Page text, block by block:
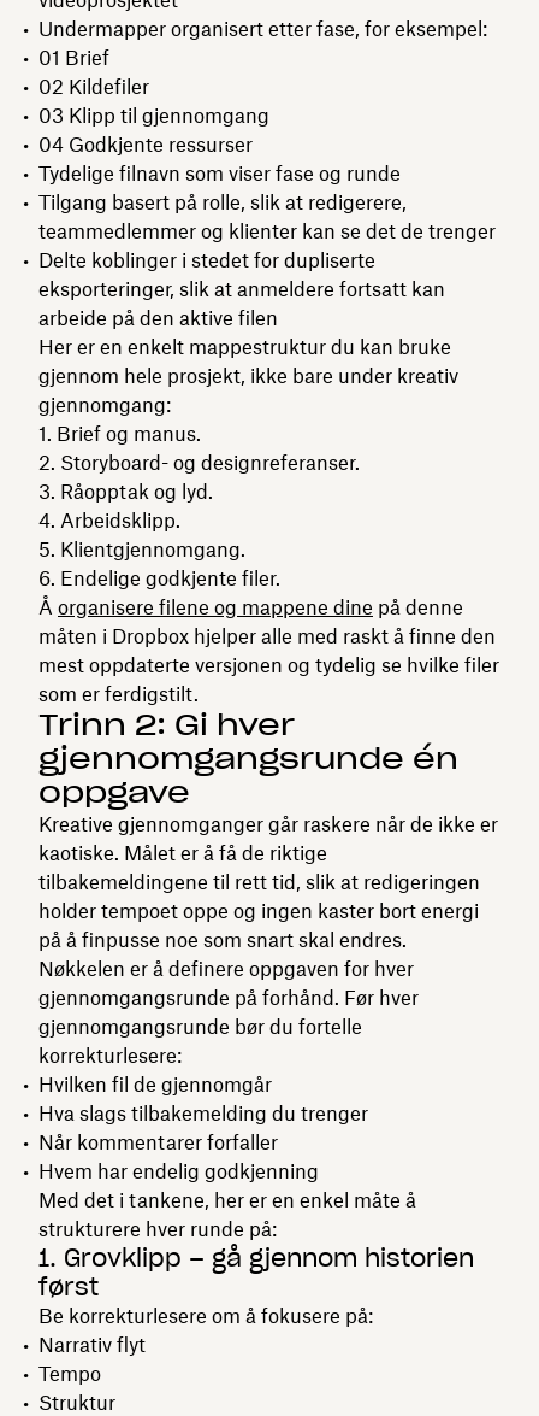
Undermapper organisert etter fase, for eksempel:
01 Brief
02 Kildefiler
03 Klipp til gjennomgang
04 Godkjente ressurser
Tydelige filnavn som viser fase og runde
Tilgang basert på rolle, slik at redigerere,
teammedlemmer og klienter kan se det de trenger
Delte koblinger i stedet for dupliserte
eksporteringer, slik at anmeldere fortsatt kan
arbeide på den aktive filen
Her er en enkelt mappestruktur du kan bruke
gjennom hele prosjekt, ikke bare under kreativ
gjennomgang:
Brief og manus.
Storyboard- og designreferanser.
Råopptak og lyd.
Arbeidsklipp.
Klientgjennomgang.
Endelige godkjente filer.
Å organisere filene og mappene dine på denne
måten i Dropbox hjelper alle med raskt å finne den
mest oppdaterte versjonen og tydelig se hvilke filer
som er ferdigstilt.
Trinn 2: Gi hver
gjennomgangsrunde én
oppgave
Kreative gjennomganger går raskere når de ikke er
kaotiske. Målet er å få de riktige
tilbakemeldingene til rett tid, slik at redigeringen
holder tempoet oppe og ingen kaster bort energi
på å finpusse noe som snart skal endres.
Nøkkelen er å definere oppgaven for hver
gjennomgangsrunde på forhånd. Før hver
gjennomgangsrunde bør du fortelle
korrekturlesere:
Hvilken fil de gjennomgår
Hva slags tilbakemelding du trenger
Når kommentarer forfaller
Hvem har endelig godkjenning
Med det i tankene, her er en enkel måte å
strukturere hver runde på:
1. Grovklipp – gå gjennom historien
først
Be korrekturlesere om å fokusere på:
Narrativ flyt
Tempo
Struktur